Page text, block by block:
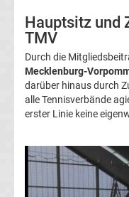
DFB-
Pokal
Ergebnisse
League
Hauptsitz und
TMV
Durch die
Mecklenburg-
darüber hinaus durch
alle Tennisverbände
erster Linie keine